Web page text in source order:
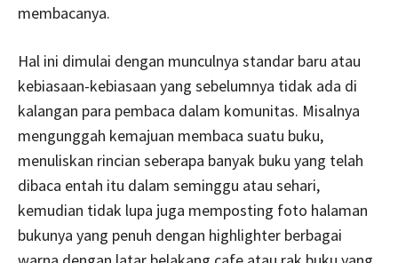
membacanya.
Hal ini dimulai dengan munculnya standar baru atau
kebiasaan-kebiasaan yang sebelumnya tidak ada di
kalangan para pembaca dalam komunitas. Misalnya
mengunggah kemajuan membaca suatu buku,
menuliskan rincian seberapa banyak buku yang telah
dibaca entah itu dalam seminggu atau sehari,
kemudian tidak lupa juga memposting foto halaman
bukunya yang penuh dengan highlighter berbagai